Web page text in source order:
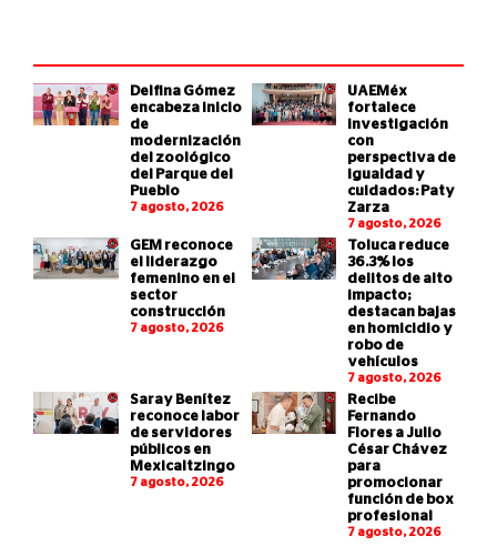
Delfina Gómez
encabeza inicio
de
modernización
del zoológico
del Parque del
Pueblo
7 agosto, 2026
UAEMéx
fortalece
investigación
con
perspectiva de
igualdad y
cuidados: Paty
Zarza
7 agosto, 2026
GEM reconoce
el liderazgo
femenino en el
sector
construcción
7 agosto, 2026
Toluca reduce
36.3% los
delitos de alto
impacto;
destacan bajas
en homicidio y
robo de
vehículos
7 agosto, 2026
Saray Benítez
reconoce labor
de servidores
públicos en
Mexicaltzingo
7 agosto, 2026
Recibe
Fernando
Flores a Julio
César Chávez
para
promocionar
función de box
profesional
7 agosto, 2026